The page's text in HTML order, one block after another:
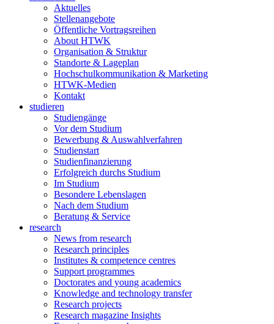
Aktuelles
Stellenangebote
Öffentliche Vortragsreihen
About HTWK
Organisation & Struktur
Standorte & Lageplan
Hochschulkommunikation & Marketing
HTWK-Medien
Kontakt
studieren
Studiengänge
Vor dem Studium
Bewerbung & Auswahlverfahren
Studienstart
Studienfinanzierung
Erfolgreich durchs Studium
Im Studium
Besondere Lebenslagen
Nach dem Studium
Beratung & Service
research
News from research
Research principles
Institutes & competence centres
Support programmes
Doctorates and young academics
Knowledge and technology transfer
Research projects
Research magazine Insights